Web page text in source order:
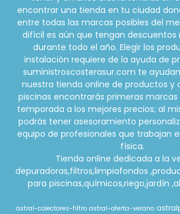
encontrar una tienda en tu ciudad
entre todas las marcas posibles del
difícil es aún que tengan
durante todo el año. Elegir los
instalación requiere de la ayuda de
suministroscosterasur.com te
nuestra tienda online de productos y
piscinas encontrarás primeras
temporada a los mejores precios; al
podrás tener asesoramiento
equipo de profesionales que trabajan
física.
Tienda online dedicada a la
depuradoras,filtros,limpiafondos
para piscinas,químicos,riego,jardín
astral-colectores-filtro astral-oferta-verano